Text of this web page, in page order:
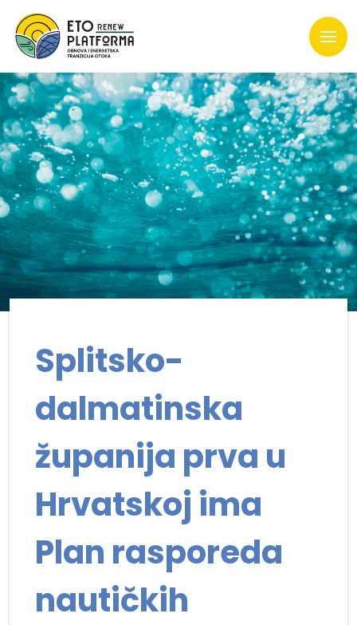
Splitsko-
dalmatinska
županija prva u
Hrvatskoj ima
Plan rasporeda
nautičkih